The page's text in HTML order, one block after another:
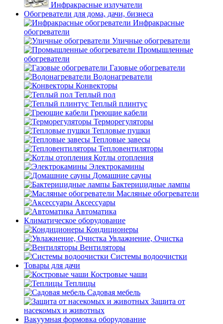
Инфракрасные излучатели
Обогреватели для дома, дачи, бизнеса
Инфракрасные
обогреватели
Уличные обогреватели
Промышленные
обогреватели
Газовые обогреватели
Водонагреватели
Конвекторы
Теплый пол
Теплый плинтус
Греющие кабели
Терморегуляторы
Тепловые пушки
Тепловые завесы
Тепловентиляторы
Котлы отопления
Электрокамины
Домашние сауны
Бактерицидные лампы
Масляные обогреватели
Аксессуары
Автоматика
Климатическое оборудование
Кондиционеры
Увлажнение, Очистка
Вентиляторы
Системы водоочистки
Товары для дачи
Костровые чаши
Теплицы
Садовая мебель
Защита от
насекомых и животных
Вакуумная формовка оборудование